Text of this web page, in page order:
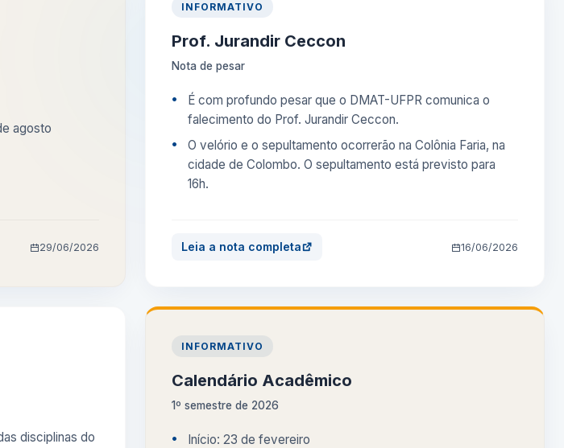
agosto
29/06/2026
INFORMATIVO
Prof. Jurandir Ceccon
Nota de pesar
É com profundo pesar que o DMAT-UFPR comunica o
falecimento do Prof. Jurandir Ceccon.
O velório e o sepultamento ocorrerão na Colônia Faria, na
cidade de Colombo. O sepultamento está previsto para
16h.
Leia a nota completa 16/06/2026
disciplinas do
INFORMATIVO
Calendário Acadêmico
1º semestre de 2026
Início: 23 de fevereiro